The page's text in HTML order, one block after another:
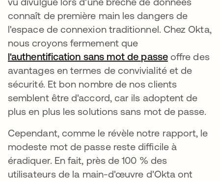
connaît de première main les dangers de
l'espace de connexion traditionnel. Chez Okta,
nous croyons fermement que
l'authentification sans mot de passeoffre des
avantages en termes de convivialité et de
sécurité. Et bon nombre de nos clients
semblent être d'accord, car ils adoptent de
plus en plus les solutions sans mot de passe.
Cependant, comme le révèle notre rapport, le
modeste mot de passe reste difficile à
éradiquer. En fait, près de 100 % des
utilisateurs de la main-d'œuvre d'Okta ont